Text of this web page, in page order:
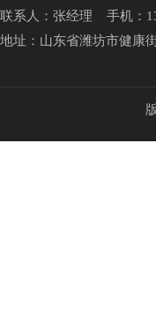
联系人：张经理 手机：
地址：山东省潍坊市健康